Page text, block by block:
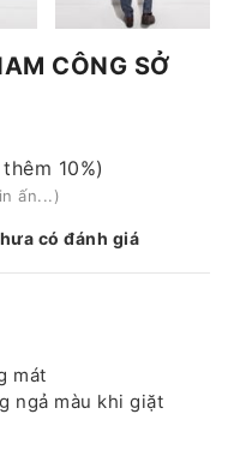
CÔNG SỞ
10%)
ấn...)
có đánh giá
mát
ngả màu khi giặt